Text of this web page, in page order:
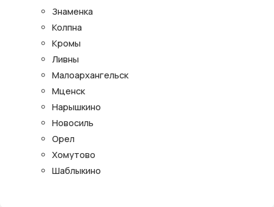
Знаменка
Колпна
Кромы
Ливны
Малоархангельск
Мценск
Нарышкино
Новосиль
Орел
Хомутово
Шаблыкино